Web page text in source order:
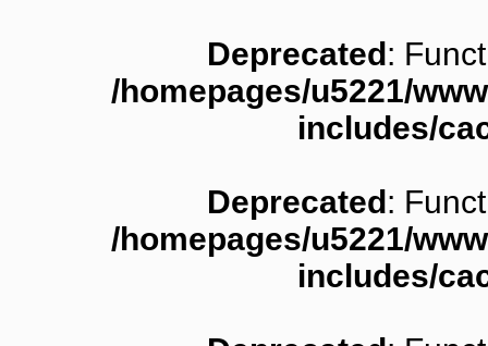
Deprecated :
/homepages/u5221/
includes/
Deprecated :
/homepages/u5221/
includes/